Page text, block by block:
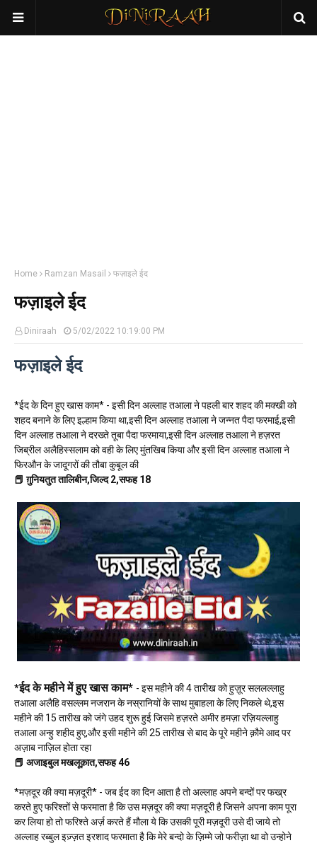
Home Ramzan Masail फज़ाइले ईद
फज़ाइले ईद
Diniraah 5/02/2022 10:19:00 PM
फज़ाइले ईद
*ईद के दिन हुए खास काम* - इसी दिन अल्लाह तआला ने पहली बार शहद की मक्खी को
शहद बनाने के लिए इल्हाम किया था,इसी दिन अल्लाह तआला ने जन्नत पैदा फरमाई,इसी
दिन अल्लाह तआला ने दरख्ते तूबा पैदा फरमाया,इसी दिन अल्लाह तआला ने हज़रत
जिब्रील अलैहिस्सलाम को वही के लिए मुंतखिब किया और इसी दिन अल्लाह तआला ने
फिरऔन के जादूगरों की तौबा कुबूल की
📕 ग़ुनियतुत तालिबीन,जिल्द 2,सफह 18
*ईद के महीने में हुए खास काम* - इस महीने की 4 तारीख को हुज़ूर सललल्लाहु
तआला अलैहि वसल्लम नजरान के नस्रानियों के साथ मुबाहला के लिए निकले थे,इस
महीने की 15 तारीख को जंगे उहद शुरू हुई जिसमे हज़रते अमीर हमज़ा रज़ियल्लाहु
तआला अन्हु शहीद हुए,और इसी महीने की 25 तारीख से बाद के पूरे महीने क़ौमे आद पर
अज़ाब नाज़िल होता रहा
📕 अजाइबुल मखलूक़ात,सफह 46
*मज़दूर की क्या मज़दूरी* - जब ईद का दिन आता है तो अल्लाह अपने बन्दों पर फख्र
करते हुए फरिश्तों से फरमाता है कि उस मज़दूर की क्या मज़दूरी है जिसने अपना काम पूरा
कर लिया हो तो फरिश्ते अर्ज़ करते हैं मौला ये कि उसकी पूरी मज़दूरी उसे दी जाये तो
अल्लाह रब्बुल इज़्ज़त इरशाद फरमाता है कि मेरे बन्दो के ज़िम्मे जो फरीज़ा था वो उन्होने